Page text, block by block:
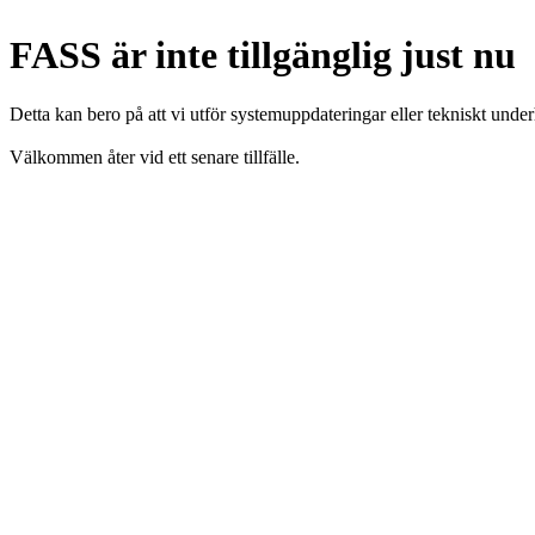
FASS är inte tillgänglig just nu
Detta kan bero på att vi utför systemuppdateringar eller tekniskt
Välkommen åter vid ett senare tillfälle.